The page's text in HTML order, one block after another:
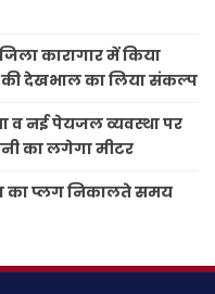
कारागार में किया
की देखभाल का लिया संकल्प
व नई पेयजल व्यवस्था पर
का लगेगा मीटर
का प्लग निकालते समय